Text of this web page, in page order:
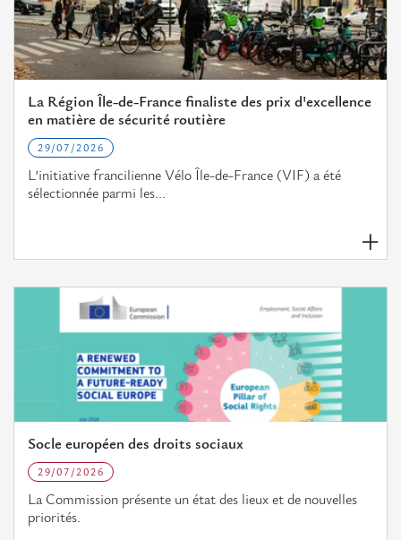
La Région Île-de-France finaliste des prix d'excellence
en matière de sécurité routière
29/07/2026
L’initiative francilienne Vélo Île-de-France (VIF) a été
sélectionnée parmi les...
Socle européen des droits sociaux
29/07/2026
La Commission présente un état des lieux et de nouvelles
priorités.